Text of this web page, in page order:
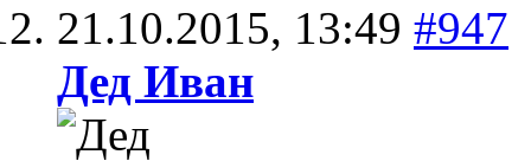
21.10.2015, 13:49 #947
Дед Иван